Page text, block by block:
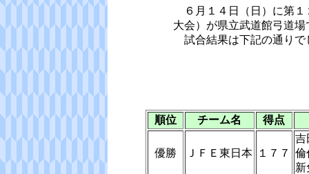
６月１４日（日）に第１
大会）が県立武道館弓道
試合結果は下記の通りで
順位 チーム名 得点
優勝 ＪＦＥ東日本 １７７
倫